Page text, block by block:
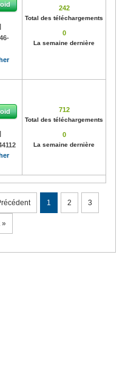
|
242
Total des téléchargements
0
La semaine dernière
|
712
Total des téléchargements
0
La semaine dernière
1 2 3
»